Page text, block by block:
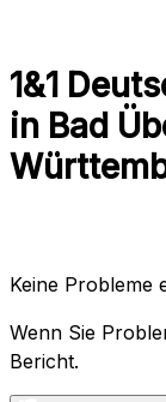
1&1
in Bad
Keine Probleme
Wenn Sie
Bericht.